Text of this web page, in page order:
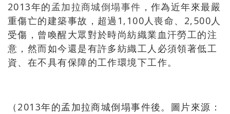
2013年的孟加拉商城倒塌事件 ，作為近年來最嚴
重傷亡的建築事故，超過1,100人喪命、2,500人
受傷，曾喚醒大眾對於時尚紡織業血汗勞工的注
意，然而如今還是有許多紡織工人必須領著低工
資、在不具有保障的工作環境下工作。
（2013年的孟加拉商城倒塌事件後。圖片來源：